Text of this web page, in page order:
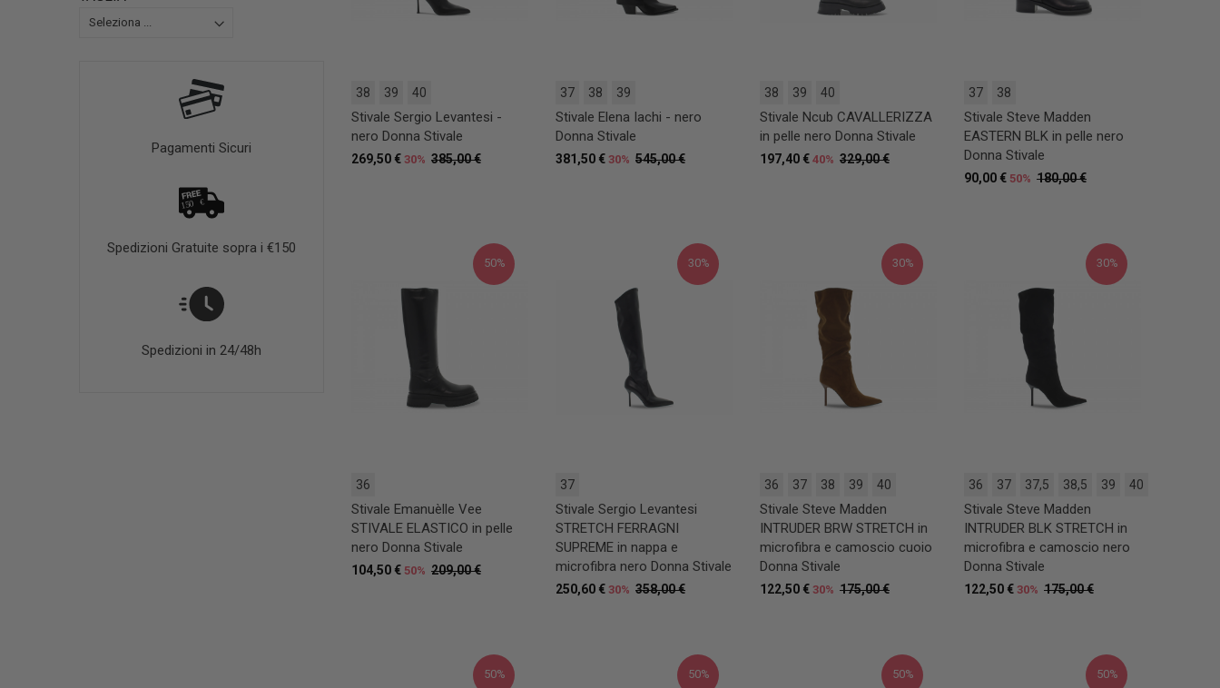
Pagamenti Sicuri
Spedizioni Gratuite sopra i €150
Spedizioni in 24/48h
38 39 40
Stivale Sergio Levantesi -
nero Donna Stivale
385,00 €
269,50 € 30%
37 38 39
Stivale Elena Iachi - nero
Donna Stivale
545,00 €
381,50 € 30%
38 39 40
Stivale Ncub CAVALLERIZZA
in pelle nero Donna Stivale
329,00 €
197,40 € 40%
37 38
Stivale Steve Madden
EASTERN BLK in pelle nero
Donna Stivale
180,00 €
90,00 € 50%
50%
36
Stivale Emanuèlle Vee
STIVALE ELASTICO in pelle
nero Donna Stivale
209,00 €
104,50 € 50%
30%
37
Stivale Sergio Levantesi
STRETCH FERRAGNI
SUPREME in nappa e
microfibra nero Donna Stivale
358,00 €
250,60 € 30%
30%
36 37 38 39 40
Stivale Steve Madden
INTRUDER BRW STRETCH in
microfibra e camoscio cuoio
Donna Stivale
175,00 €
122,50 € 30%
30%
36 37 37,5 38,5 39 40
Stivale Steve Madden
INTRUDER BLK STRETCH in
microfibra e camoscio nero
Donna Stivale
175,00 €
122,50 € 30%
50% 50% 50% 50%